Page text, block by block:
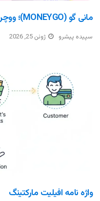
مانی گو (MONEYGO)؛ ووچر و راهکار پرداخت ارزی
سپیده پیشرو ژوئن 25, 2026
واژه نامه افیلیت مارکتینگ